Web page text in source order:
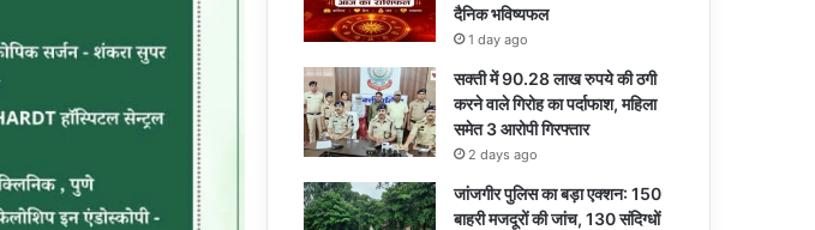
दैनिक भविष्यफल
1 day ago
सक्ती में 90.28 लाख रुपये की ठगी
करने वाले गिरोह का पर्दाफाश, महिला
समेत 3 आरोपी गिरफ्तार
2 days ago
जांजगीर पुलिस का बड़ा एक्शन: 150
बाहरी मजदूरों की जांच, 130 संदिग्धों